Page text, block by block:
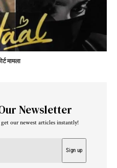
मामला
Newsletter
our newest articles instantly!